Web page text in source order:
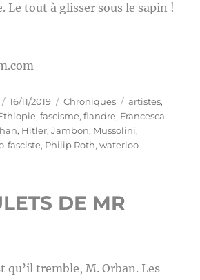
Le tout à glisser sous le sapin !
Publié
le
16/11/2019 Catégories
Chroniques Étiquettes
artistes,
,fascisme,flandre, Francesca
, Hitler,Jambon, Mussolini,
fasciste, Philip Roth,waterloo
DE MR
qu’il tremble, M. Orban. Les